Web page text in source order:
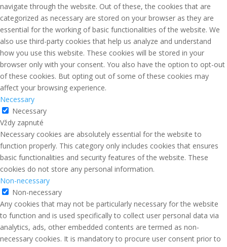
navigate through the website. Out of these, the cookies that are
categorized as necessary are stored on your browser as they are
essential for the working of basic functionalities of the website. We
also use third-party cookies that help us analyze and understand
how you use this website. These cookies will be stored in your
browser only with your consent. You also have the option to opt-out
of these cookies. But opting out of some of these cookies may
affect your browsing experience.
Necessary
Necessary
Vždy zapnuté
Necessary cookies are absolutely essential for the website to
function properly. This category only includes cookies that ensures
basic functionalities and security features of the website. These
cookies do not store any personal information.
Non-necessary
Non-necessary
Any cookies that may not be particularly necessary for the website
to function and is used specifically to collect user personal data via
analytics, ads, other embedded contents are termed as non-
necessary cookies. It is mandatory to procure user consent prior to